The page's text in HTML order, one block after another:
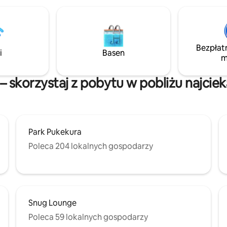
Basen
skorzystaj z pobytu w pobliżu
Park Pukekura
Poleca 204 lokalnych gospodarzy
Snug Lounge
Poleca 59 lokalnych gospodarzy